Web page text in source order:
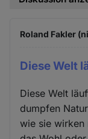
Roland Fakler
Diese Welt
Diese Welt
dumpfen
wie sie wirken